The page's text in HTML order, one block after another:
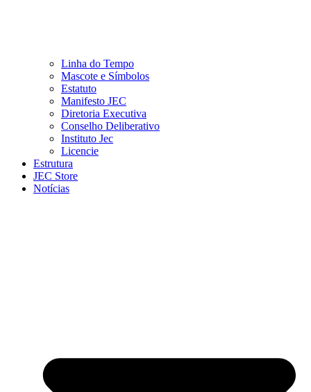
Linha do Tempo
Mascote e Símbolos
Estatuto
Manifesto JEC
Diretoria Executiva
Conselho Deliberativo
Instituto Jec
Licencie
Estrutura
JEC Store
Notícias